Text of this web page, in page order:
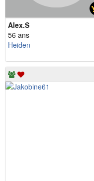
Alex.S
56 ans
Heiden